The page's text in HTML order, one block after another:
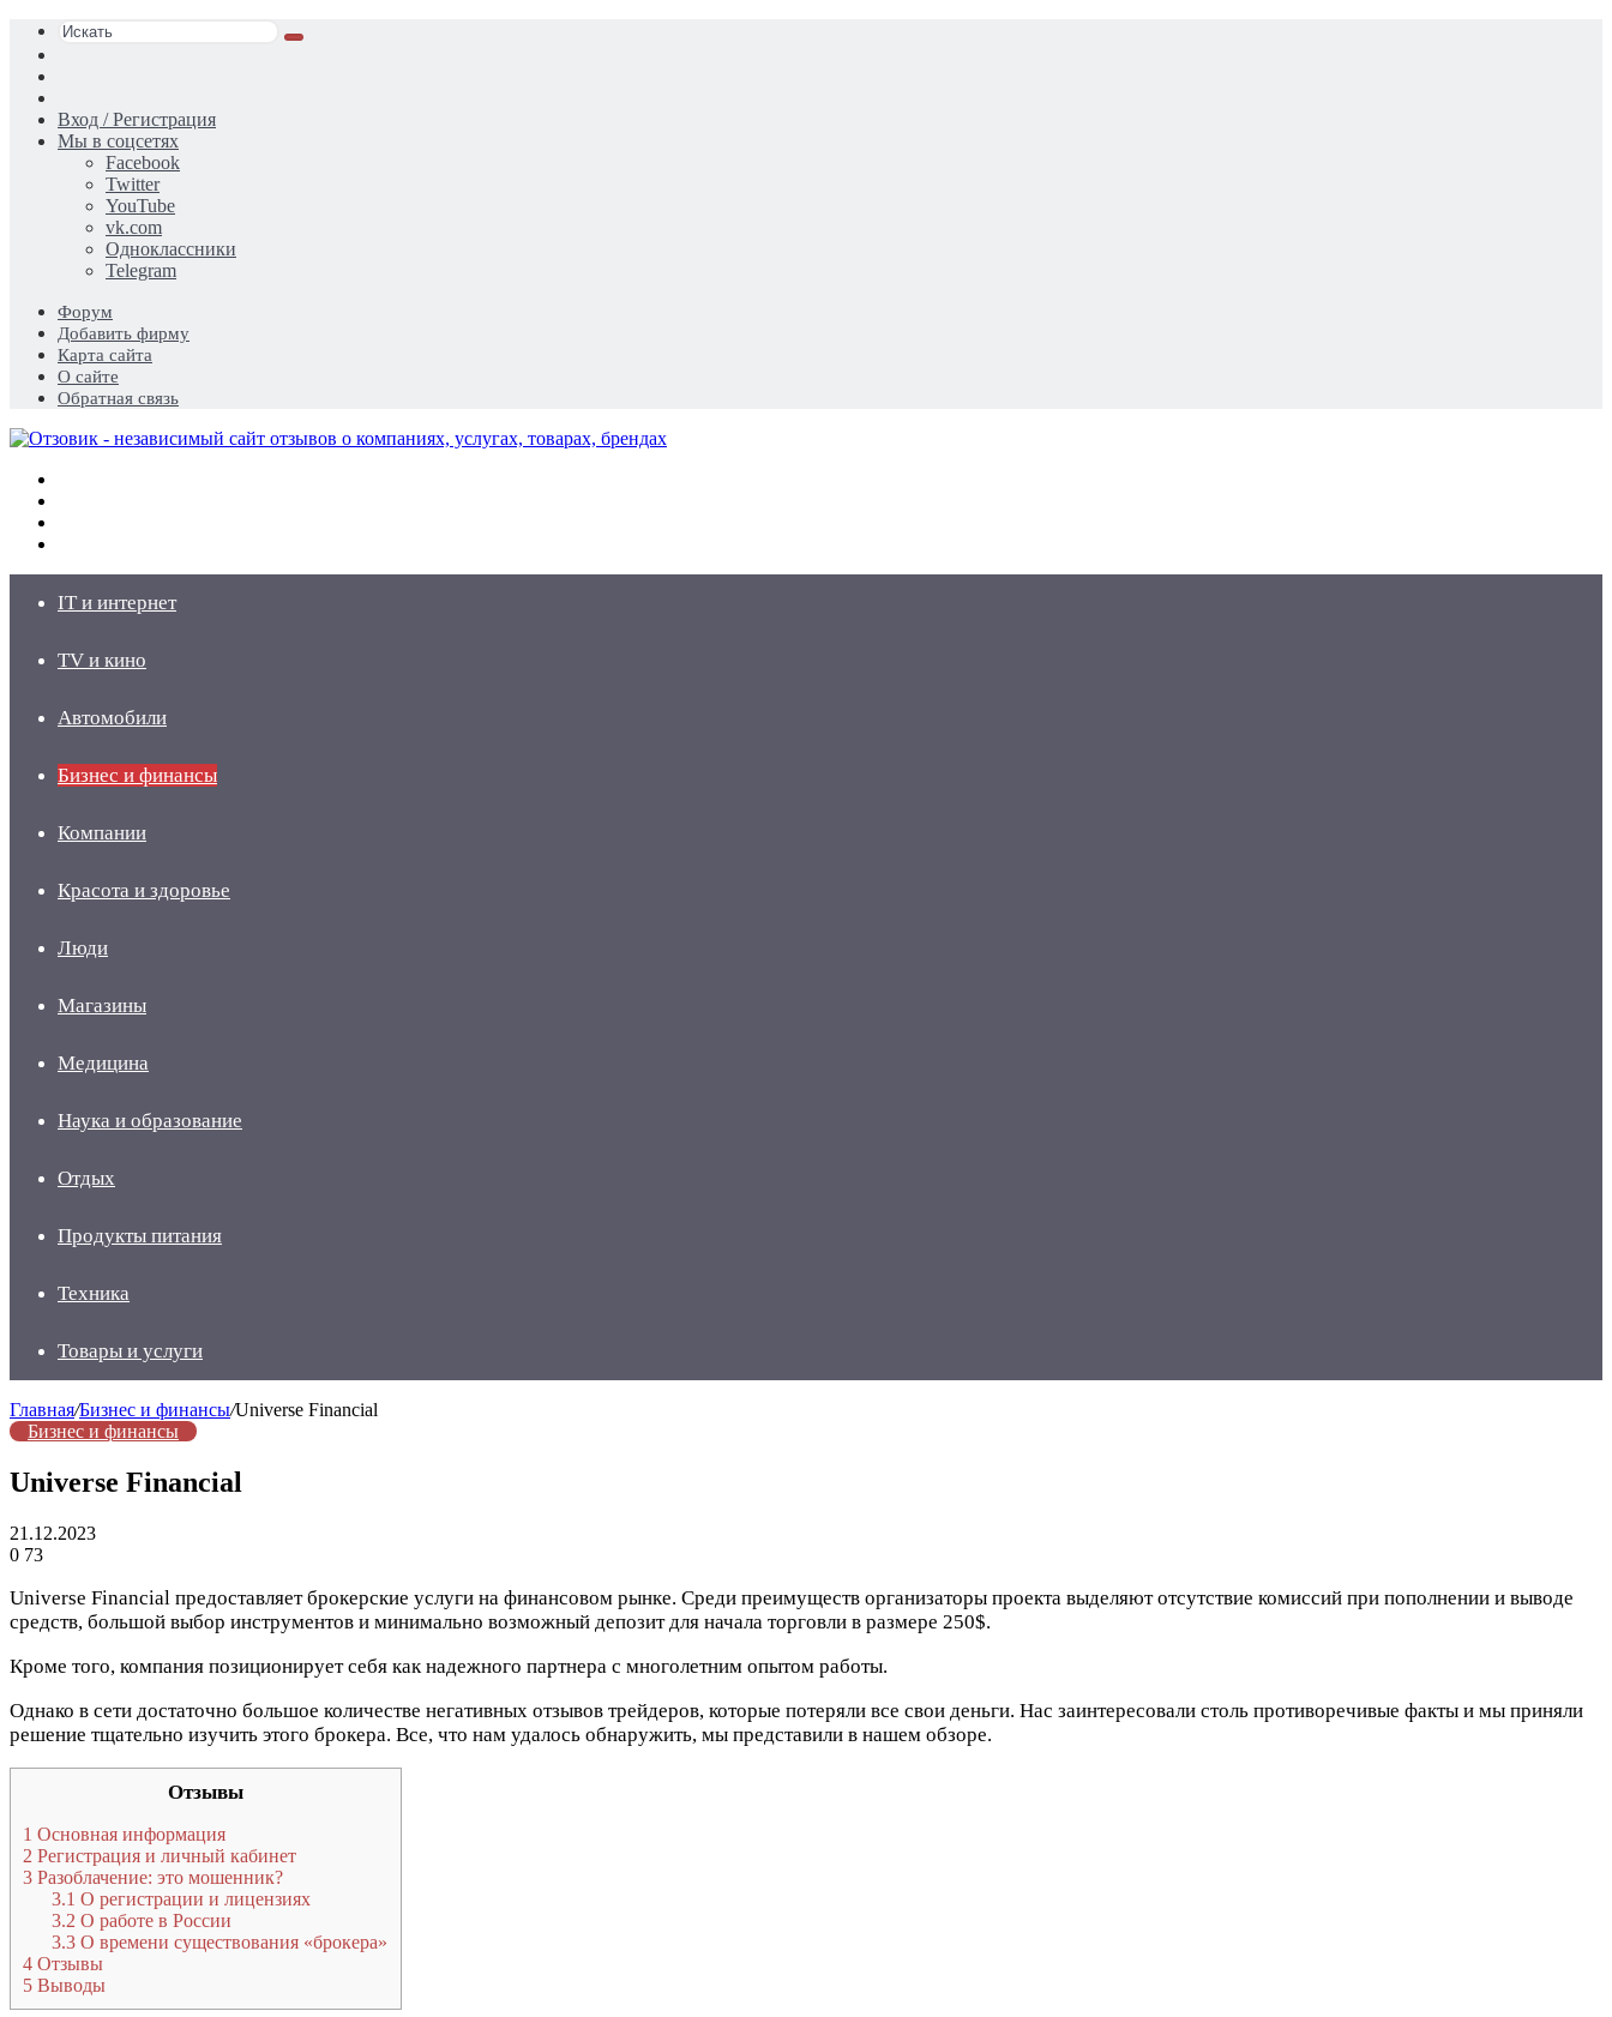
Искать
статья
Вход / Регистрация
Мы в соцсетях
Facebook
Twitter
YouTube
vk.com
Одноклассники
Telegram
Форум
Добавить фирму
Карта сайта
О сайте
Обратная связь
IT и интернет
TV и кино
Автомобили
Бизнес и финансы
Компании
Красота и здоровье
Люди
Магазины
Медицина
Наука и образование
Отдых
Продукты питания
Техника
Товары и услуги
Главная/Бизнес и финансы/Universe Financial
Бизнес и финансы
Universe Financial
21.12.2023
0 73
Universe Financial предоставляет брокерские услуги на финансовом рынке. Среди преимуществ организаторы проекта выделяют отсутствие комиссий при пополнении и выводе
средств, большой выбор инструментов и минимально возможный депозит для начала торговли в размере 250$.
Кроме того, компания позиционирует себя как надежного партнера с многолетним опытом работы.
Однако в сети достаточно большое количестве негативных отзывов трейдеров, которые потеряли все свои деньги. Нас заинтересовали столь противоречивые факты и мы приняли
решение тщательно изучить этого брокера. Все, что нам удалось обнаружить, мы представили в нашем обзоре.
Отзывы
1 Основная информация
2 Регистрация и личный кабинет
3 Разоблачение: это мошенник?
3.1 О регистрации и лицензиях
3.2 О работе в России
3.3 О времени существования «брокера»
4 Отзывы
5 Выводы